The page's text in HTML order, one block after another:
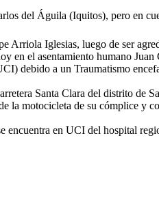
del Águila (Iquitos), pero en
Iglesias, luego de ser
en el asentamiento humano
debido a un Traumatismo
Santa Clara del distrito de
motocicleta de su cómplice y
encuentra en UCI del hospital